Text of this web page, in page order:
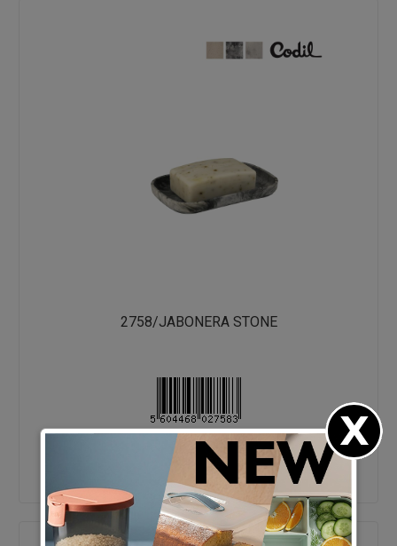
2758/JABONERA STONE
130 X 83 X 16 - 0L
0.0025M³